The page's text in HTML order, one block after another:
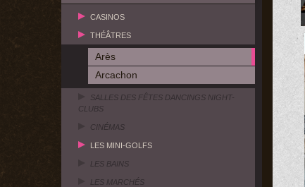
CASINOS
THÉÂTRES
Arès
Arcachon
SALLES DES FÊTES DANCINGS NIGHT-
CLUBS
CINÉMAS
LES MINI-GOLFS
LES BAINS
LES MARCHÉS